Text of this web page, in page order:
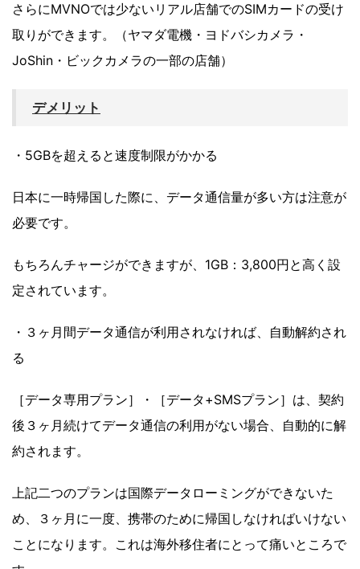
さらにMVNOでは少ないリアル店舗でのSIMカードの受け
取りができます。（ヤマダ電機・ヨドバシカメラ・
JoShin・ビックカメラの一部の店舗）
デメリット
・5GBを超えると速度制限がかかる
日本に一時帰国した際に、データ通信量が多い方は注意が
必要です。
もちろんチャージができますが、1GB：3,800円と高く設
定されています。
・３ヶ月間データ通信が利用されなければ、自動解約され
る
［データ専用プラン］・［データ+SMSプラン］は、契約
後３ヶ月続けてデータ通信の利用がない場合、自動的に解
約されます。
上記二つのプランは国際データローミングができないた
め、３ヶ月に一度、携帯のために帰国しなければいけない
ことになります。これは海外移住者にとって痛いところで